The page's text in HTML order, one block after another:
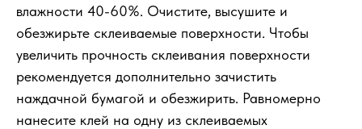
влажности 40-60%. Очистите, высушите и
обезжирьте склеиваемые поверхности. Чтобы
увеличить прочность склеивания поверхности
рекомендуется дополнительно зачистить
наждачной бумагой и обезжирить. Равномерно
нанесите клей на одну из склеиваемых